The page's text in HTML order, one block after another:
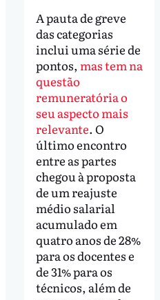
A pauta de greve
das categorias
inclui uma série de
pontos, mas tem na
questão
remuneratória o
seu aspecto mais
relevante. O
último encontro
entre as partes
chegou à proposta
de um reajuste
médio salarial
acumulado em
quatro anos de 28%
para os docentes e
de 31% para os
técnicos, além de